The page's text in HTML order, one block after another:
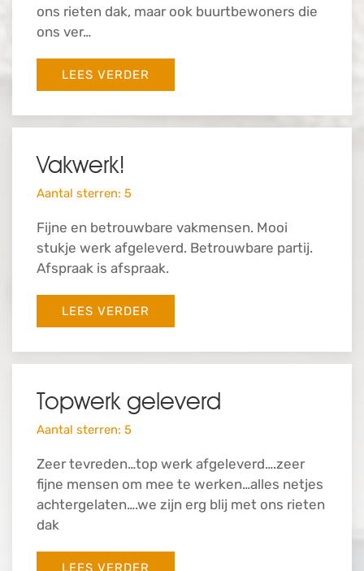
ons rieten dak, maar ook buurtbewoners die
ons ver…
LEES VERDER
Vakwerk!
Aantal sterren: 5
Fijne en betrouwbare vakmensen. Mooi
stukje werk afgeleverd. Betrouwbare partij.
Afspraak is afspraak.
LEES VERDER
Topwerk geleverd
Aantal sterren: 5
Zeer tevreden…top werk afgeleverd….zeer
fijne mensen om mee te werken…alles netjes
achtergelaten….we zijn erg blij met ons rieten
dak
LEES VERDER